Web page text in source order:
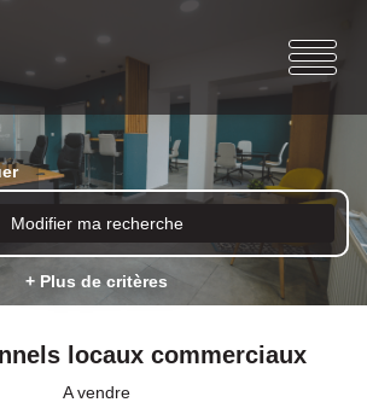
Modifier ma recherche
+ Plus de critères
locaux commerciaux
A vendre